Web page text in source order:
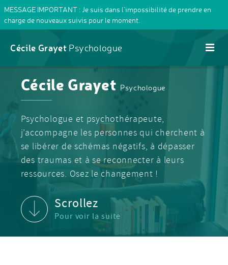
MESSAGE IMPORTANT : Je suis dans l'impossibilité de prendre en
charge de nouveaux suivis pour le moment.
Cécile Grayet Psychologue
Cécile Grayet Psychologue
Psychologue et psychothérapeute,
j’accompagne les personnes qui cherchent à
se libérer de schémas négatifs, à dépasser
des traumas et à se reconnecter à leurs
ressources. Osez le changement !
Scrollez
Pour voir la suite